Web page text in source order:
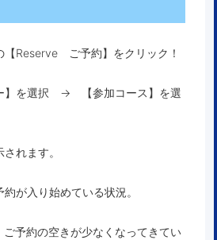
【Reserve ご予約】をクリック！
】を選択 → 【参加コース】を選
れます。
約が入り始めている状況。
ご予約の空きが少なくなってきてい